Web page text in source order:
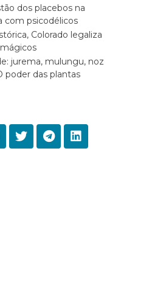
dos placebos na
com psicodélicos
Colorado legaliza
jurema, mulungu, noz
poder das plantas